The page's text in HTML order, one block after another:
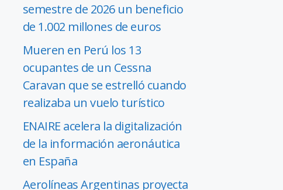
semestre de 2026 un beneficio
de 1.002 millones de euros
Mueren en Perú los 13
ocupantes de un Cessna
Caravan que se estrelló cuando
realizaba un vuelo turístico
ENAIRE acelera la digitalización
de la información aeronáutica
en España
Aerolíneas Argentinas proyecta